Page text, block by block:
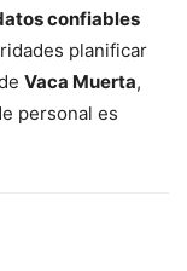
confiables
planificar
Vaca Muerta,
personal es